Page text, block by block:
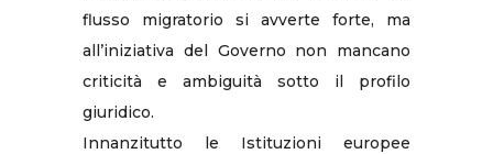
flusso migratorio si avverte forte, ma
all’iniziativa del Governo non mancano
criticità e ambiguità sotto il profilo
giuridico.
Innanzitutto le Istituzioni europee